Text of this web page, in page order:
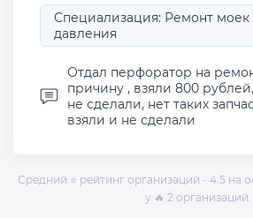
Специализация: Ремонт моек
давления
Отдал перфоратор на
причину , взяли 800
не сделали, нет таких
взяли и не сделали
Средний ⭐ рейтинг организаций - 4.5 на
у 🔥 2 организаций.